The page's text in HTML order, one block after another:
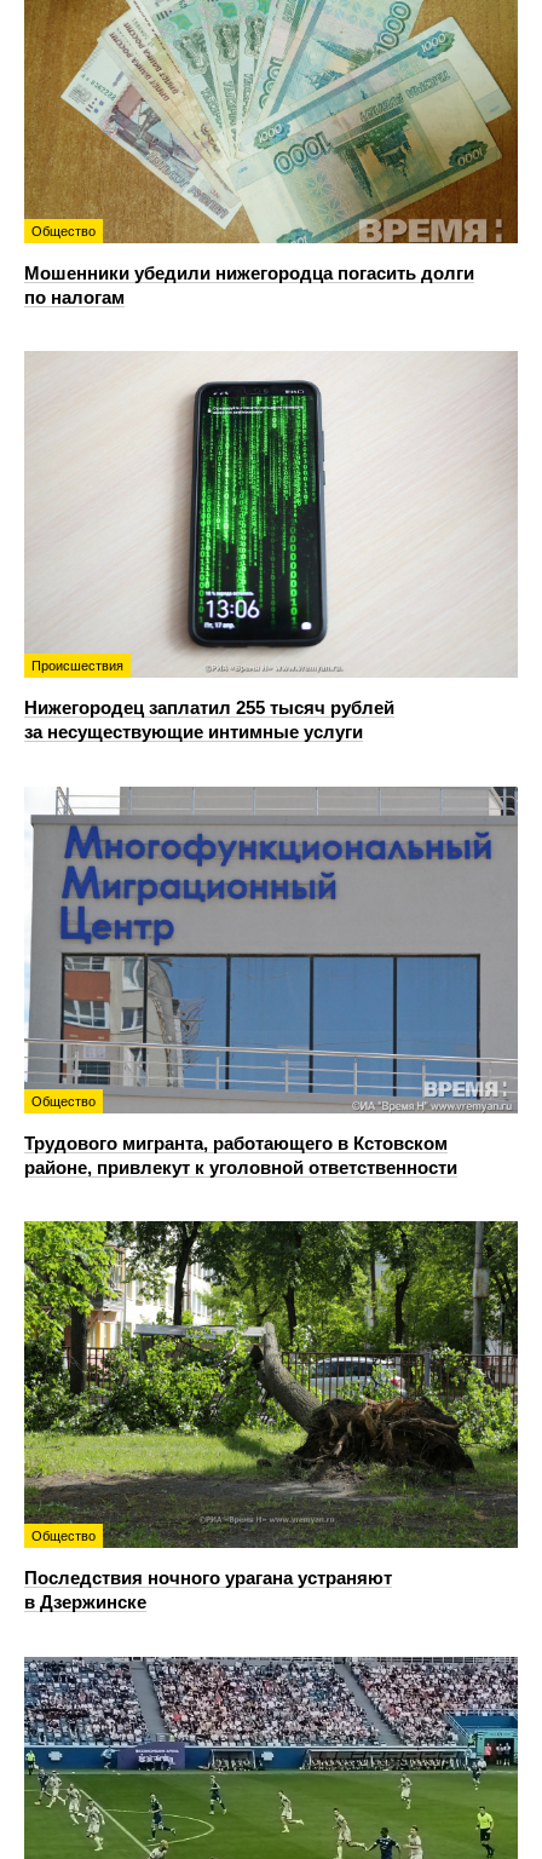
Общество
Мошенники убедили нижегородца погасить долги
по налогам
Происшествия
Нижегородец заплатил 255 тысяч рублей
за несуществующие интимные услуги
Общество
Трудового мигранта, работающего в Кстовском
районе, привлекут к уголовной ответственности
Общество
Последствия ночного урагана устраняют
в Дзержинске